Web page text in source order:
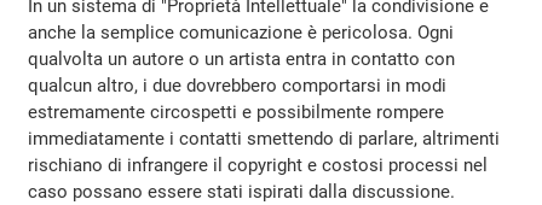
In un sistema di "Proprietà Intellettuale" la condivisione e
anche la semplice comunicazione è pericolosa. Ogni
qualvolta un autore o un artista entra in contatto con
qualcun altro, i due dovrebbero comportarsi in modi
estremamente circospetti e possibilmente rompere
immediatamente i contatti smettendo di parlare, altrimenti
rischiano di infrangere il copyright e costosi processi nel
caso possano essere stati ispirati dalla discussione.